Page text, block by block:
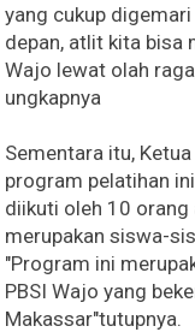
yang cukup
depan, atlit kita bisa
Wajo lewat olah
ungkapnya
Sementara itu,
program pelatihan
diikuti oleh 10 orang
merupakan siswa-
"Program ini
PBSI Wajo yang
Makassar"tutupnya.